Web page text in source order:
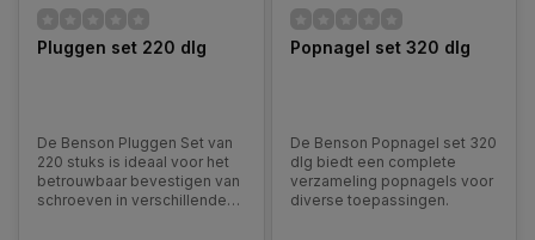
Pluggen set 220 dlg
De Benson Pluggen Set van
220 stuks is ideaal voor het
betrouwbaar bevestigen van
schroeven in verschillende
Popnagel set 320 dlg
De Benson Popnagel set 320
dlg biedt een complete
verzameling popnagels voor
diverse toepassingen.